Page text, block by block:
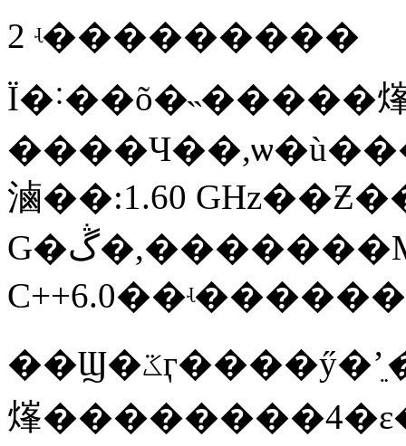
2 ʵ���������
Ϊ�˸��õ�˵�����
滷��:1.60
G�ڴ�,�������Microsoft Visual
��Ϣ�ػӷ����ӳ�ʼֵ
㷨